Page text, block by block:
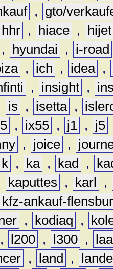
,
gto/
hhr , hiace ,
hijet
, hyundai ,
i-road
, ich , idea ,
, insight ,
is , isetta ,
, ix55 , j1 , j5
, joice ,
k , ka , kad ,
kaputtes , karl
,
kfz-ankauf-
, kodiaq ,
, l200 , l300 ,
, land ,